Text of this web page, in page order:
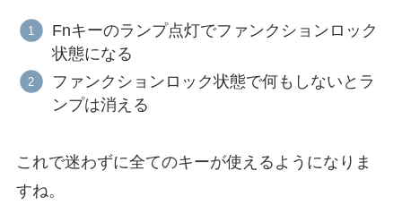
Fnキーのランプ点灯でファンクションロック
状態になる
ファンクションロック状態で何もしないとラ
ンプは消える
これで迷わずに全てのキーが使えるようになりま
すね。